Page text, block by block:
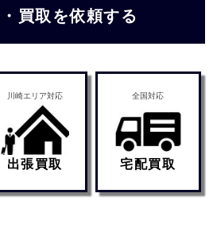
買取を依頼する
川崎エリア対応
出張買取
全国対応
宅配買取